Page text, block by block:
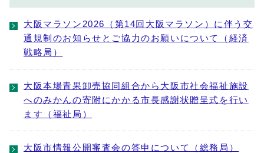
大阪マラソン2026（第14回大阪マラソン）に伴う交
通規制のお知らせとご協力のお願いについて（経済
戦略局）
大阪本場青果卸売協同組合から大阪市社会福祉施設
へのみかんの寄附にかかる市長感謝状贈呈式を行い
ます（福祉局）
大阪市情報公開審査会の答申について（総務局）